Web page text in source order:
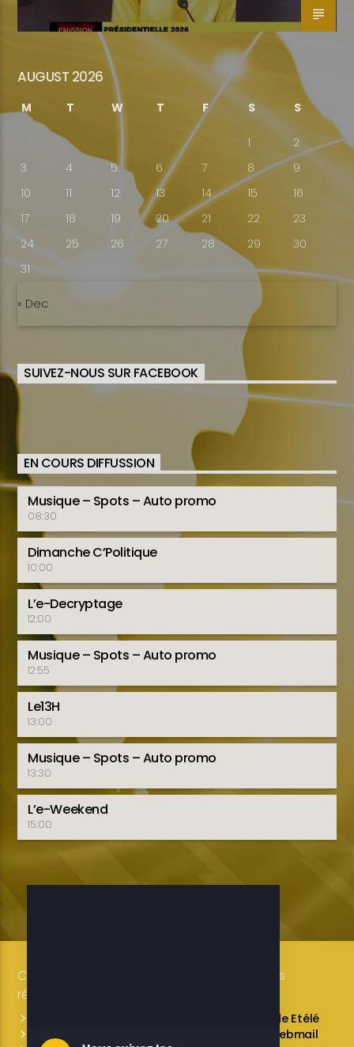
AUGUST 2026
M T W T F S S
1
2
3
4 5 6 7 8
9
10
11 12 13 14 15
16
17
18 19 20 21 22
23
24
25 26 27 28 29
30
31
« Dec
SUIVEZ-NOUS SUR FACEBOOK
EN COURS DIFFUSSION
Musique – Spots – Auto promo
08:30
Dimanche C’Politique
10:00
L’e-Decryptage
12:00
Musique – Spots – Auto promo
12:55
Le13H
13:00
Musique – Spots – Auto promo
13:30
L’e-Weekend
15:00
Copyright 2019-2025 ETELE BENIN Tous droits
réservés / Conception: LUXE CONSULTING
L’équipe de Etélé
Service Commercial
Webmail